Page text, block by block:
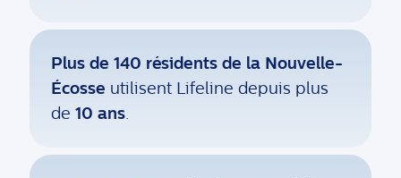
Plus de 140 résidents de la Nouvelle-
Écosse utilisent Lifeline depuis plus
de10 ans.